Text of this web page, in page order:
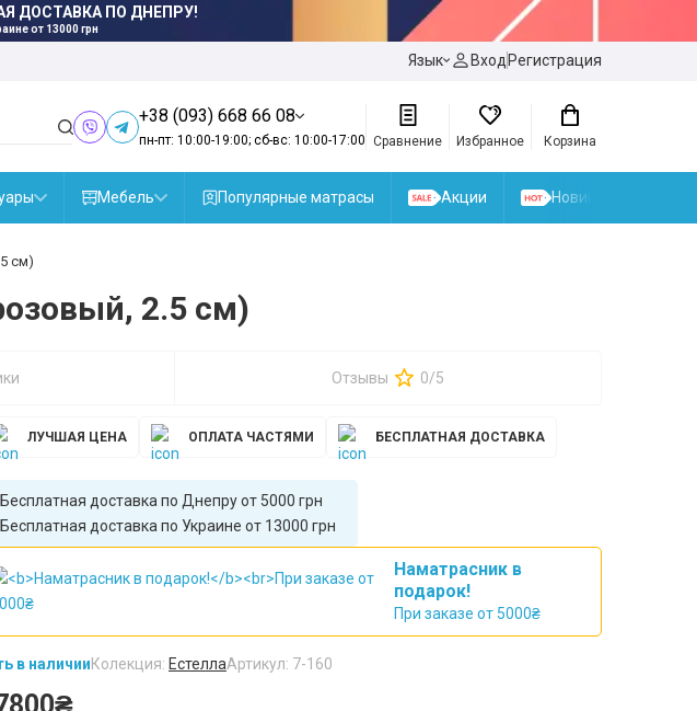
ДОСТАВКА ПО ДНЕПРУ!
от 13000 грн
Язык ВходРегистрация
+38 (093) 668 66 08
пн-пт: 10:00-19:00; сб-вс: 10:00-17:00 Сравнение Избранное Корзина
Мебель Популярные матрасы Акции Новинки
см)
2.5 см)
Отзывы 0/5
ЛУЧШАЯ ЦЕНА ОПЛАТА ЧАСТЯМИ БЕСПЛАТНАЯ ДОСТАВКА
Бесплатная доставка по Днепру от 5000 грн
Бесплатная доставка по Украине от 13000 грн
Наматрасник в
подарок!
При заказе от 5000₴
в наличииКолекция: ЕстеллаАртикул: 7-160